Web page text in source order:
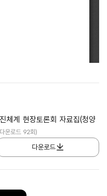
체계 현장토론회 자료집(청양
운로드 92회)
다운로드